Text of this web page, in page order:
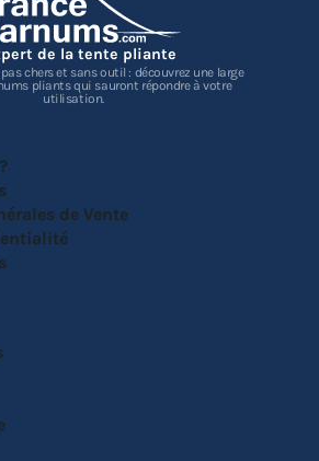
de la tente pliante
chers et sans outil : découvrez une large
pliants qui sauront répondre à votre
utilisation.
de Vente